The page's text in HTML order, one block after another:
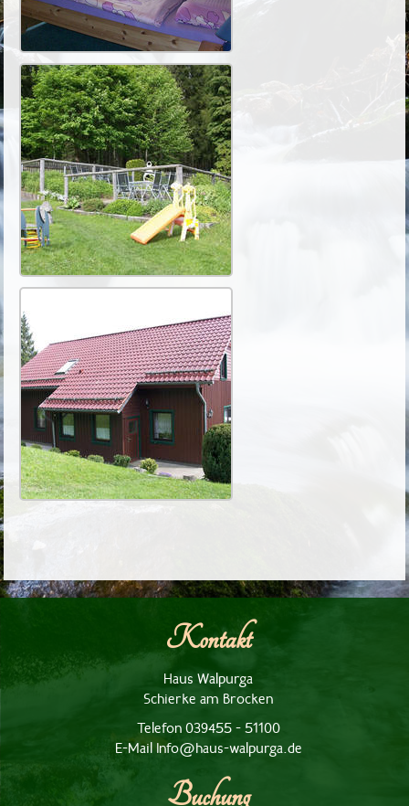
Kontakt
Haus Walpurga
Schierke am Brocken
Telefon 039455 - 51100
E-Mail Info@haus-walpurga.de
Buchung